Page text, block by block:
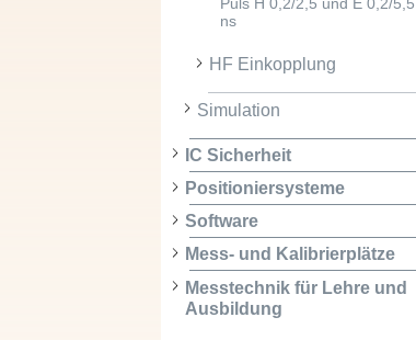
Puls H 0,2/2,5 und E 0,2/5,5
ns
HF Einkopplung
Simulation
IC Sicherheit
Positioniersysteme
Software
Mess- und Kalibrierplätze
Messtechnik für Lehre und
Ausbildung